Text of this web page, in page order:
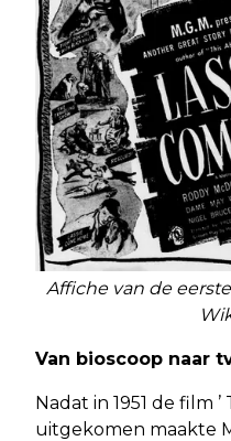
Affiche van de
Van bioscoop naar
Nadat in 1951 de film
uitgekomen maakte